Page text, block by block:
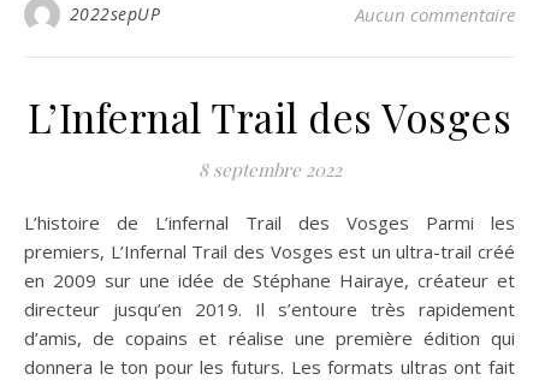
2022sepUP Aucun commentaire
L’Infernal Trail des Vosges
8 septembre 2022
L’histoire de L’infernal Trail des Vosges Parmi les
premiers, L’Infernal Trail des Vosges est un ultra-trail créé
en 2009 sur une idée de Stéphane Hairaye, créateur et
directeur jusqu’en 2019. Il s’entoure très rapidement
d’amis, de copains et réalise une première édition qui
donnera le ton pour les futurs. Les formats ultras ont fait